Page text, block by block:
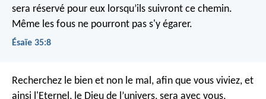
sera réservé pour eux lorsqu’ils suivront ce chemin.
Même les fous ne pourront pas s'y égarer.
Ésaïe 35:8
Recherchez le bien et non le mal, afin que vous viviez, et
ainsi l'Eternel, le Dieu de l’univers, sera avec vous,